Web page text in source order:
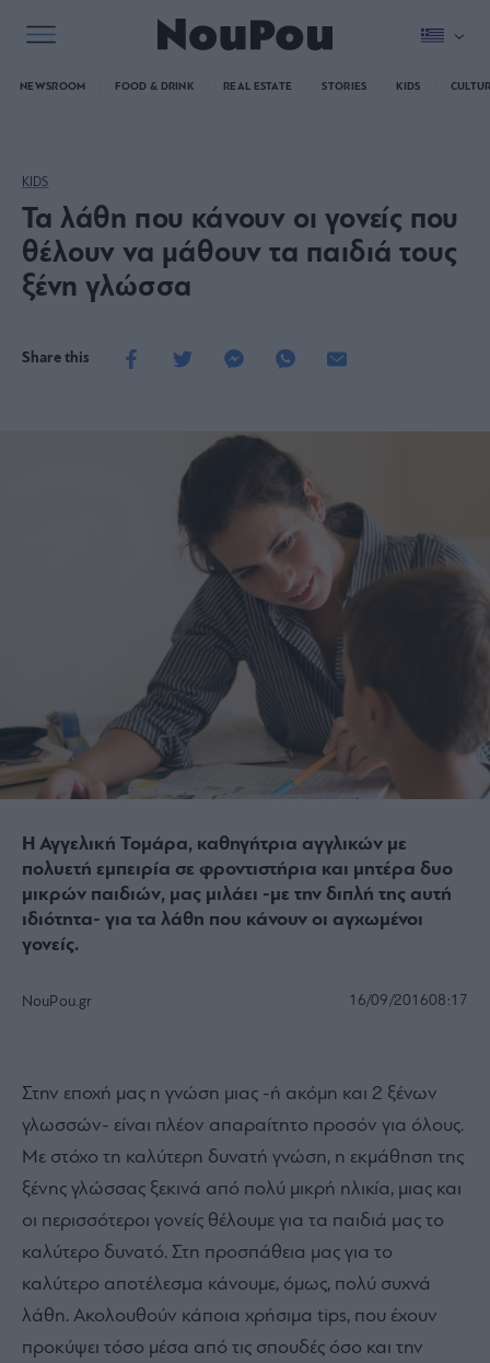
NEWSROOM FOOD & DRINK REAL ESTATE STORIES KIDS
KIDS
Τα λάθη που κάνουν οι γονείς που
θέλουν να μάθουν τα παιδιά τους
ξένη γλώσσα
Share this
Η Αγγελική Τομάρα, καθηγήτρια αγγλικών με
πολυετή εμπειρία σε φροντιστήρια και μητέρα δυο
μικρών παιδιών, μας μιλάει -με την διπλή της αυτή
ιδιότητα- για τα λάθη που κάνουν οι αγχωμένοι
γονείς.
NouPou.gr 16/09/201608:17
Στην εποχή μας η γνώση μιας -ή ακόμη και 2 ξένων
γλωσσών- είναι πλέον απαραίτητο προσόν για όλους.
Με στόχο τη καλύτερη δυνατή γνώση, η εκμάθηση της
ξένης γλώσσας ξεκινά από πολύ μικρή ηλικία, μιας και
οι περισσότεροι γονείς θέλουμε για τα παιδιά μας το
καλύτερο δυνατό. Στη προσπάθεια μας για το
καλύτερο αποτέλεσμα κάνουμε, όμως, πολύ συχνά
λάθη. Ακολουθούν κάποια χρήσιμα tips, που έχουν
προκύψει τόσο μέσα από τις σπουδές όσο και την